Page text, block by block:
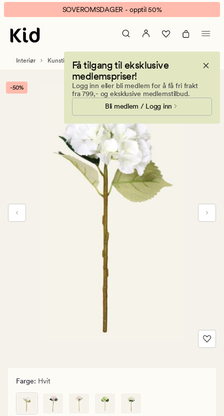
Hyndrangea
S
blomst
hvit
banner.
Klikk
ESCAPE
pause.
SOVEROMSDAGER - opptil 50%
Få tilgang til eksklusive
medlemspriser!
Logg inn eller bli medlem for å få fri frakt
fra 799,- og eksklusive medlemstilbud.
Bli medlem / Logg inn
Interiør Kunstige blomster og planter
-50%
Farge: Hvit